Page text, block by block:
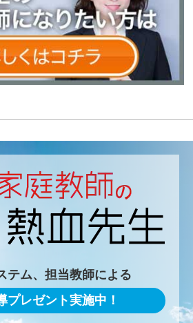
テム、担当教師による
プレゼント実施中！